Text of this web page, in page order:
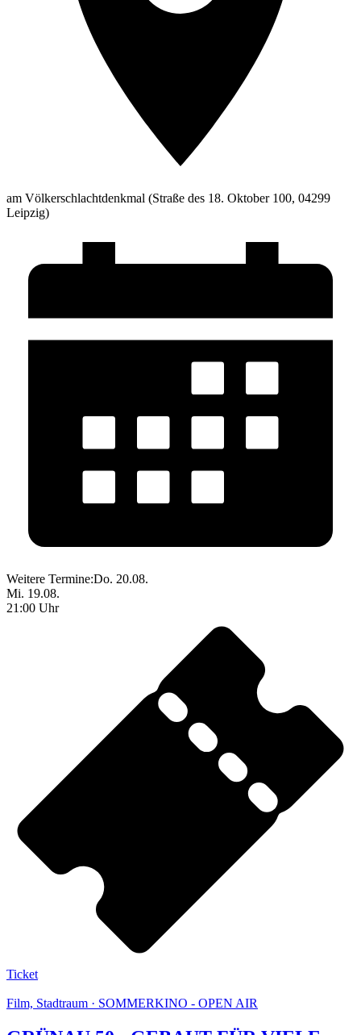
am Völkerschlachtdenkmal (Straße des 18. Oktober 100, 04299
Leipzig)
Weitere Termine:Do. 20.08.
Mi. 19.08.
21:00 Uhr
Ticket
Film, Stadtraum · SOMMERKINO - OPEN AIR